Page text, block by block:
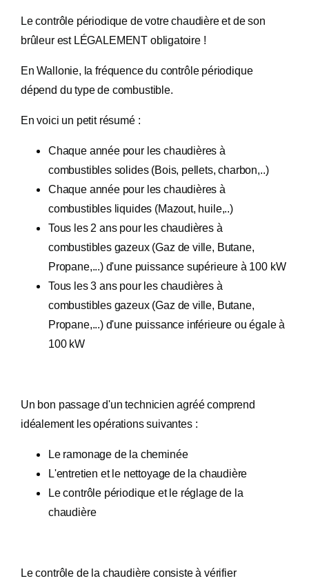
Le contrôle périodique de votre chaudière et de son
brûleur est LÉGALEMENT obligatoire !
En Wallonie, la fréquence du contrôle périodique
dépend du type de combustible.
En voici un petit résumé :
Chaque année pour les chaudières à
combustibles solides (Bois, pellets, charbon,..)
Chaque année pour les chaudières à
combustibles liquides (Mazout, huile,..)
Tous les 2 ans pour les chaudières à
combustibles gazeux (Gaz de ville, Butane,
Propane,...) d'une puissance supérieure à 100 kW
Tous les 3 ans pour les chaudières à
combustibles gazeux (Gaz de ville, Butane,
Propane,...) d'une puissance inférieure ou égale à
100 kW
Un bon passage d'un technicien agréé comprend
idéalement les opérations suivantes :
Le ramonage de la cheminée
L'entretien et le nettoyage de la chaudière
Le contrôle périodique et le réglage de la
chaudière
Le contrôle de la chaudière consiste à vérifier